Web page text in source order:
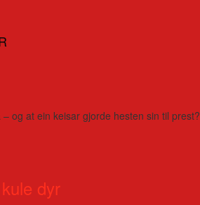
og at ein keisar gjorde hesten sin til
dyr